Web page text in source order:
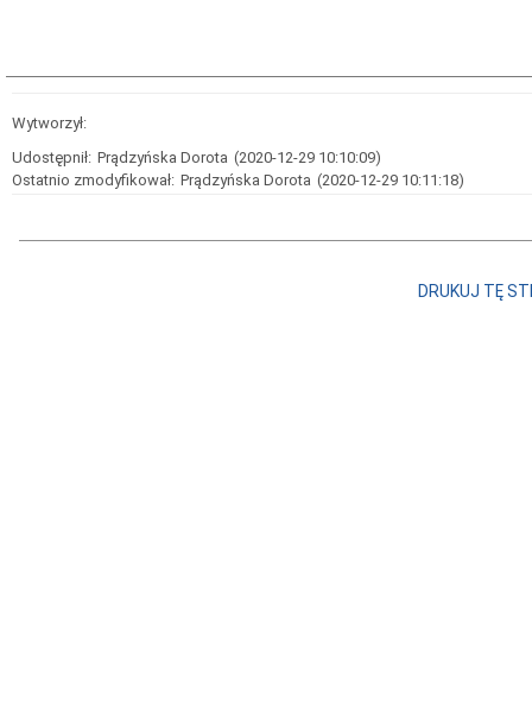
Wytworzył:
Udostępnił: Prądzyńska Dorota (2020-12-29 10:10:09)
Ostatnio zmodyfikował: Prądzyńska Dorota (2020-12-29 10:11:18)
DRUKUJ TĘ